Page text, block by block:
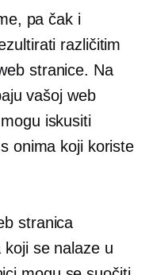
pa čak i
različitim
stranice. Na
vašoj web
iskusiti
onima koji koriste
stranica
se nalaze u